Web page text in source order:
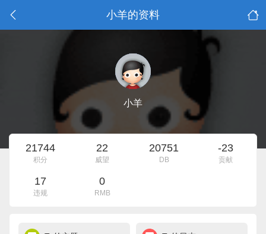
小羊的资料
小羊
21744
积分
22
威望
20751
DB
-23
贡献
17
违规
0
RMB